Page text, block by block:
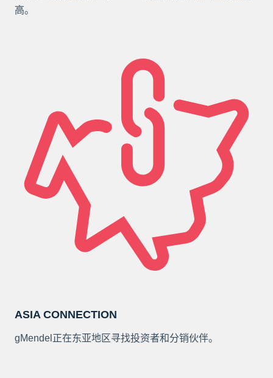
高。
ASIA CONNECTION
gMendel正在东亚地区寻找投资者和分销伙伴。